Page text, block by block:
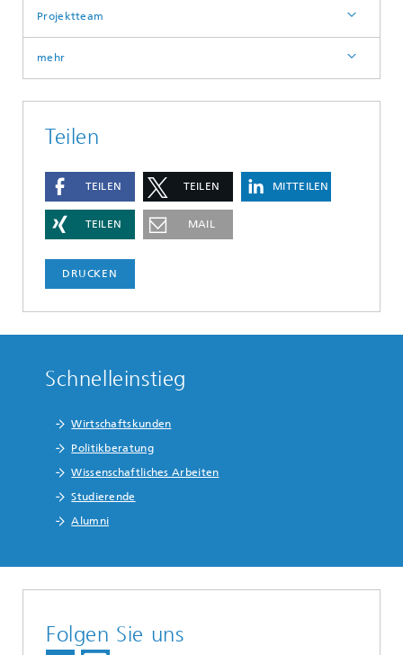
Projektteam
mehr
Teilen
TEILEN TEILEN MITTEILEN
TEILEN MAIL
DRUCKEN
Schnelleinstieg
Wirtschaftskunden
Politikberatung
Wissenschaftliches Arbeiten
Studierende
Alumni
Folgen Sie uns